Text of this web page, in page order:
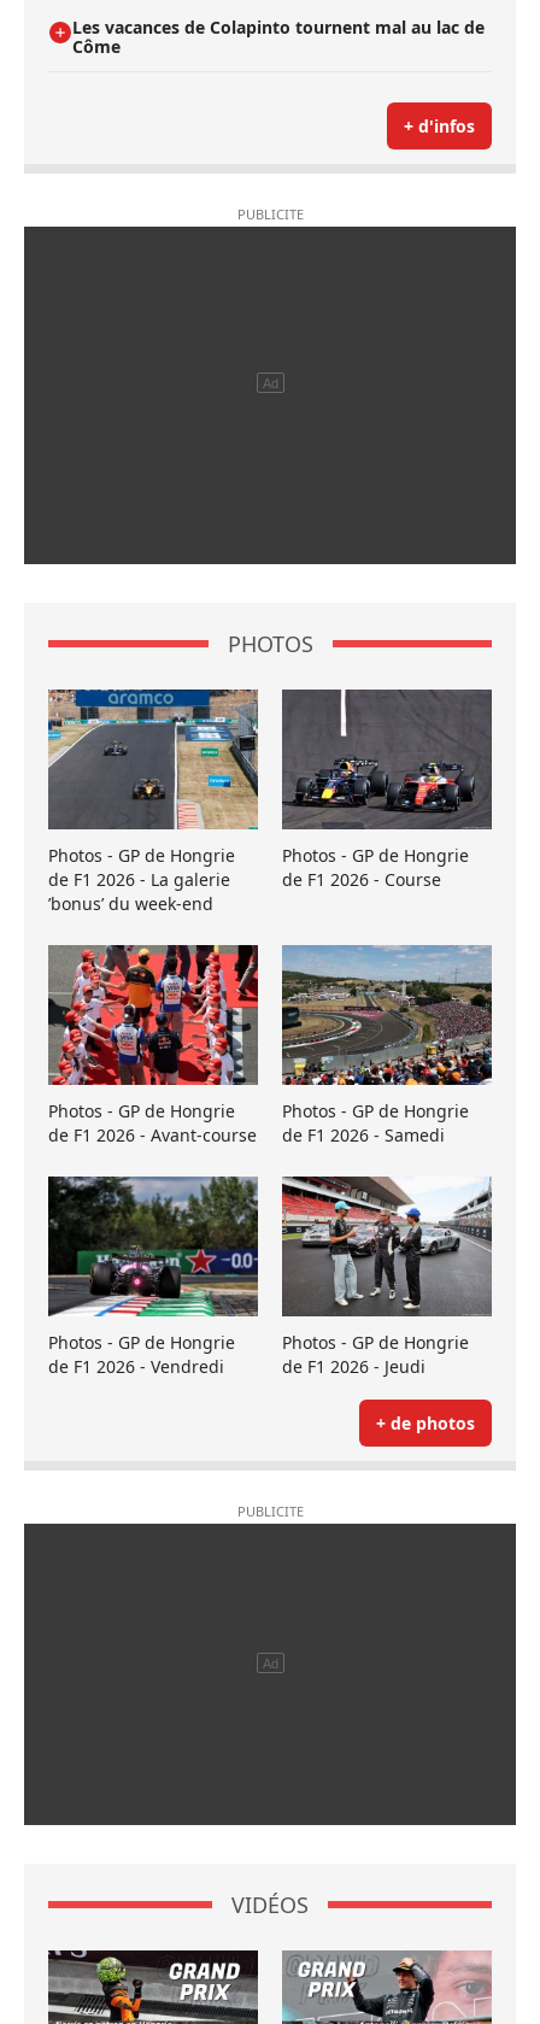
Les vacances de Colapinto tournent mal au lac de
Côme
+ d'infos
PHOTOS
Photos - GP de Hongrie
de F1 2026 - La galerie
’bonus’ du week-end
Photos - GP de Hongrie
de F1 2026 - Course
Photos - GP de Hongrie
de F1 2026 - Avant-course
Photos - GP de Hongrie
de F1 2026 - Samedi
Photos - GP de Hongrie
de F1 2026 - Vendredi
Photos - GP de Hongrie
de F1 2026 - Jeudi
+ de photos
VIDÉOS